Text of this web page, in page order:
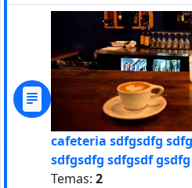
cafeteria sdfgsdfg
sdfgsdfg sdfgsdf gsdfg
Temas: 2